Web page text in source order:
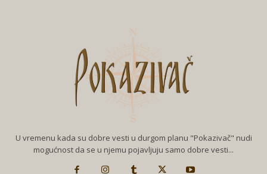
U vremenu kada su dobre vesti u durgom planu "Pokazivač" nudi
mogućnost da se u njemu pojavljuju samo dobre vesti...